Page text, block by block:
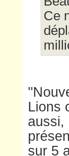
Ce
Lions
aussi,
sur 5